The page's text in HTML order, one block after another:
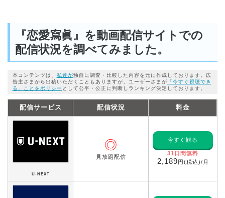
『恋愛寫眞』を動画配信サイトでの
配信状況を調べてみました。
本コンテンツは、 私達が独自に調査・比較した内容を元に作成しております。広
告主さまから出稿いただくこともありますが、ユーザーさまが 「今すぐ視聴でき
る」ことをポリシー として公平・公正に判断しランキング決定しております。
配信サービス 配信状況 料金
U-NEXT
◎
見放題配信
今すぐ観る
31日間無料
2,189円(税込)/月